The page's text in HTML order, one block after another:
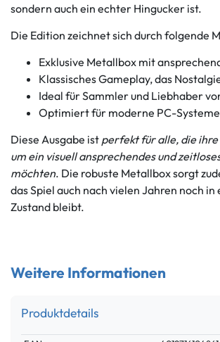
sondern auch ein echter Hingucker ist.
Die Edition zeichnet sich durch folgende
Exklusive Metallbox mit
Klassisches Gameplay, das
Ideal für Sammler und Liebhaber
Optimiert für moderne PC-Systeme
Diese Ausgabe ist perfekt für alle, die
um ein visuell ansprechendes und
möchten. Die robuste Metallbox sorgt
das Spiel auch nach vielen Jahren noch
Zustand bleibt.
Weitere Informationen
Produktdetails